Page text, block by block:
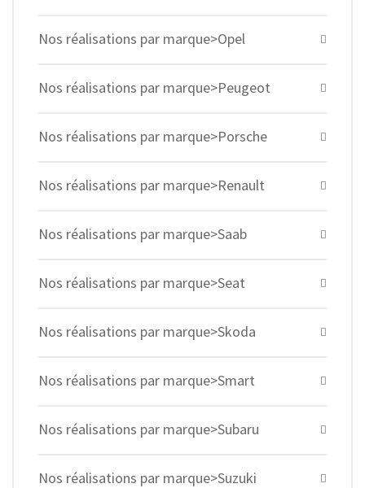
Nos réalisations par marque>Opel
Nos réalisations par marque>Peugeot
Nos réalisations par marque>Porsche
Nos réalisations par marque>Renault
Nos réalisations par marque>Saab
Nos réalisations par marque>Seat
Nos réalisations par marque>Skoda
Nos réalisations par marque>Smart
Nos réalisations par marque>Subaru
Nos réalisations par marque>Suzuki